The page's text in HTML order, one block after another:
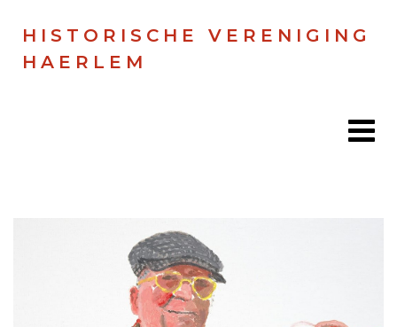
HISTORISCHE VERENIGING
HAERLEM